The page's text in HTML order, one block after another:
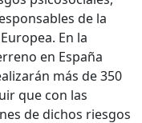
de la
En la
en España
más de 350
que con las
de dichos riesgos